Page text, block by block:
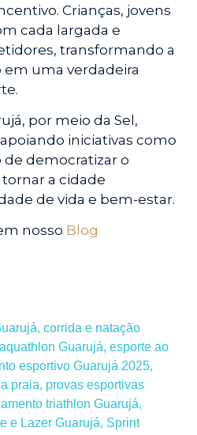
Crianças, jovens
cada largada e
transformando a
uma verdadeira
por meio da Sel,
iniciativas como
de democratizar o
a cidade
de vida e bem-estar.
nosso Blog
, corrida e natação
Guarujá, esporte ao
esportivo Guarujá 2025,
praia, provas esportivas
triathlon Guarujá,
e Lazer Guarujá, Sprint